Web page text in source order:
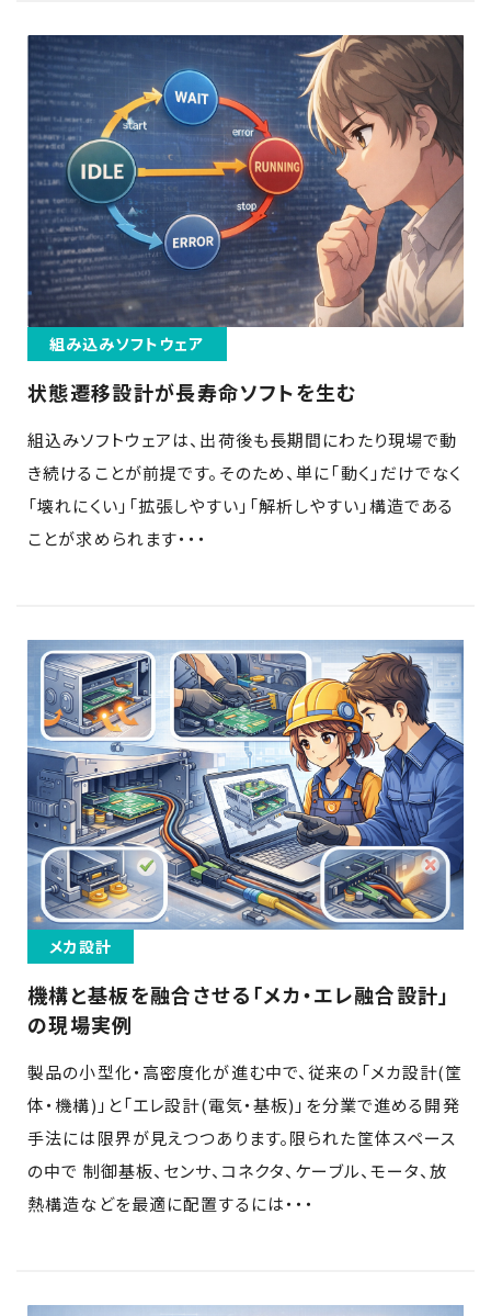
組み込みソフトウェア
状態遷移設計が長寿命ソフトを生む
組込みソフトウェアは、出荷後も長期間にわたり現場で動
き続けることが前提です。そのため、単に「動く」だけでなく
「壊れにくい」「拡張しやすい」「解析しやすい」構造である
ことが求められます・・・
メカ設計
機構と基板を融合させる「メカ・エレ融合設計」
の現場実例
製品の小型化・高密度化が進む中で、従来の「メカ設計(筐
体・機構)」と「エレ設計(電気・基板)」を分業で進める開発
手法には限界が見えつつあります。限られた筐体スペース
の中で 制御基板、センサ、コネクタ、ケーブル、モータ、放
熱構造などを最適に配置するには・・・